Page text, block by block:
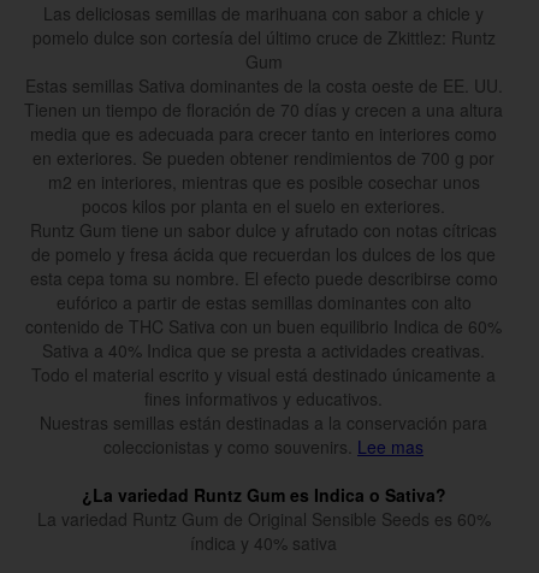
Las deliciosas semillas de marihuana con sabor a chicle y
pomelo dulce son cortesía del último cruce de Zkittlez: Runtz
Gum
Estas semillas Sativa dominantes de la costa oeste de EE. UU.
Tienen un tiempo de floración de 70 días y crecen a una altura
media que es adecuada para crecer tanto en interiores como
en exteriores. Se pueden obtener rendimientos de 700 g por
m2 en interiores, mientras que es posible cosechar unos
pocos kilos por planta en el suelo en exteriores.
Runtz Gum tiene un sabor dulce y afrutado con notas cítricas
de pomelo y fresa ácida que recuerdan los dulces de los que
esta cepa toma su nombre. El efecto puede describirse como
eufórico a partir de estas semillas dominantes con alto
contenido de THC Sativa con un buen equilibrio Indica de 60%
Sativa a 40% Indica que se presta a actividades creativas.
Todo el material escrito y visual está destinado únicamente a
fines informativos y educativos.
Nuestras semillas están destinadas a la conservación para
coleccionistas y como souvenirs. Lee mas
¿La variedad Runtz Gum es Indica o Sativa?
La variedad Runtz Gum de Original Sensible Seeds es 60%
índica y 40% sativa